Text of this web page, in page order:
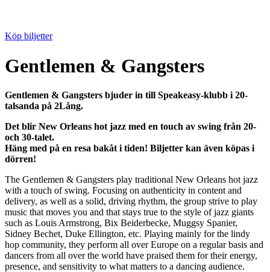
Köp biljetter
Gentlemen & Gangsters
Gentlemen & Gangsters bjuder in till Speakeasy-klubb i 20-
talsanda på 2Lång.
Det blir New Orleans hot jazz med en touch av swing från 20-
och 30-talet.
Häng med på en resa bakåt i tiden! Biljetter kan även köpas i
dörren!
The Gentlemen & Gangsters play traditional New Orleans hot jazz
with a touch of swing. Focusing on authenticity in content and
delivery, as well as a solid, driving rhythm, the group strive to play
music that moves you and that stays true to the style of jazz giants
such as Louis Armstrong, Bix Beiderbecke, Muggsy Spanier,
Sidney Bechet, Duke Ellington, etc. Playing mainly for the lindy
hop community, they perform all over Europe on a regular basis and
dancers from all over the world have praised them for their energy,
presence, and sensitivity to what matters to a dancing audience.